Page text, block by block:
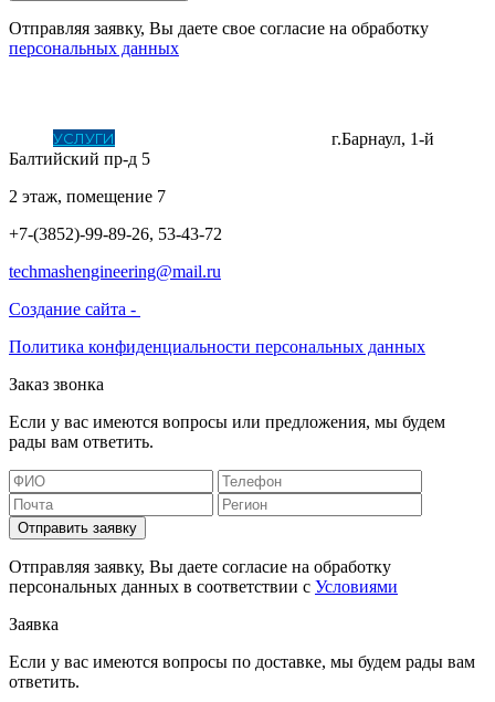
Отправляя заявку, Вы даете свое согласие на обработку
персональных данных
УСЛУГИ
г.Барнаул, 1-й
Балтийский пр-д 5
2 этаж, помещение 7
+7-(3852)-99-89-26, 53-43-72
techmashengineering@mail.ru
Создание сайта -
Политика конфиденциальности персональных данных
Заказ звонка
Если у вас имеются вопросы или предложения, мы будем
рады вам ответить.
Отправить заявку
Отправляя заявку, Вы даете согласие на обработку
персональных данных в соответствии с Условиями
Заявка
Если у вас имеются вопросы по доставке, мы будем рады вам
ответить.